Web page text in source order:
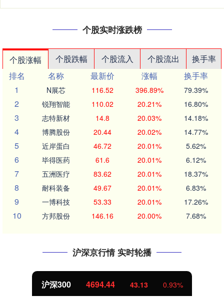
个股实时涨跌榜
个股涨幅 个股跌幅 个股流入 个股流出
换手率
排名
名称 最新价 涨幅
换手率
1
N展芯 116.52 396.89% 79.39%
2 锐翔智能 110.02 20.21% 16.80%
3 志特新材 14.8 20.03% 14.18%
4 博腾股份 20.44 20.02% 14.77%
5 近岸蛋白 46.72 20.01% 5.62%
6 毕得医药 61.6 20.01% 6.12%
7 五洲医疗 83.62 20.01% 18.37%
8 耐科装备 49.67 20.01% 6.83%
9 一博科技 53.33 20.01% 17.26%
10 方邦股份 146.16 20.00% 7.68%
沪深京行情 实时轮播
沪深300 4694.44 43.13 0.93%